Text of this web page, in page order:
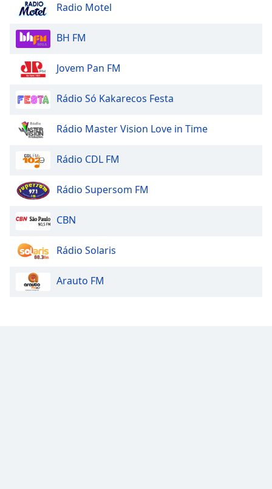
Style
Font
Reset
Close
Modal
dialog
window.
Radio Motel
BH FM
Jovem Pan FM
Rádio Só Kakarecos Festa
Rádio Master Vision Love in Time
Rádio CDL FM
Rádio Supersom FM
CBN
Rádio Solaris
Arauto FM